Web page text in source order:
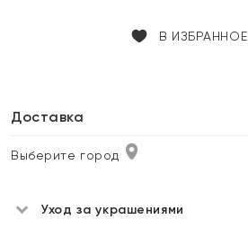
В ИЗБРАННОЕ
Доставка
Выберите город
Уход за украшениями